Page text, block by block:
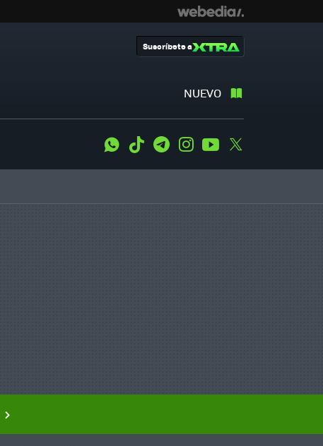
NUEVO
Suscríbete a
WhatsApp
Tiktok TelegramInstagramYoutube